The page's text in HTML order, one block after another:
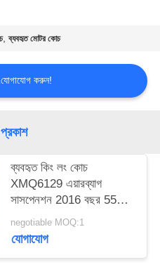
,ব্যবহৃত মোটর কোচ
যোগাযোগ করুন!
ব্যবহৃত কিং লং কোচ
XMQ6129 এয়ারব্যাগ
সাসপেনশন 2016 বছর 55
আসন 2 যাত্রীর দরজা
LHD/RHD লাগেজ
negotiable MOQ:1
যোগাযোগ